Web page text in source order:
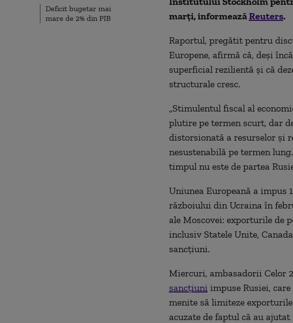
Deficit bugetar mai
mare de 2% din PIB
marți, informeazăReuters.
Raportul, pregătit pentru
Europene, afirmă că, deși
superficial rezilientă și că
structurale cresc.
„Stimulentul fiscal al
plutire pe termen scurt, dar
distorsionată a resurselor și
nesustenabilă pe termen
timpul nu este de partea
Uniunea Europeană a impus
războiului din Ucraina în
ale Moscovei: exporturile de
inclusiv Statele Unite,
sancțiuni.
Miercuri, ambasadorii Celor
sancţiuniimpuse Rusiei, care
menite să limiteze
acuzate de faptul că au